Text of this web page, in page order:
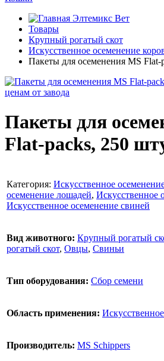
Элтемикс Вет
Товары
Крупный рогатый скот
Искусственное осеменение
Пакеты для осеменения MS Flat-
Пакеты для
Flat-packs, 250
Категория: Искусственное
осеменение лошадей, Искусственное
Искусственное осеменение свиней
Вид животного: Крупный рогатый
рогатый скот, Овцы, Свиньи
Тип оборудования: Сбор семени
Область применения:
Производитель: MS Schippers